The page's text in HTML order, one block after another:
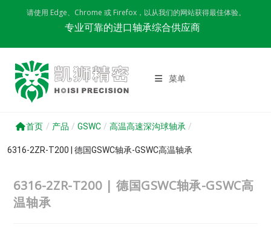
请使用 Edge、Chrome 或 Firefox，以从我们的网站获得最佳体验。
专业可靠的进口轴承综合供应商
菜单
首页 / 产品 / GSWC / 高温高速深沟球轴承 /
6316-2ZR-T200 | 德国GSWC轴承-GSWC高温轴承
6316-2ZR-T200 | 德国GSWC轴承-GSWC高
温轴承